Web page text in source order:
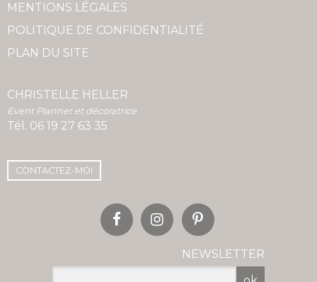
MENTIONS LÉGALES
POLITIQUE DE CONFIDENTIALITÉ
PLAN DU SITE
CHRISTELLE HELLER
Event Planner et décoratrice
Tél. 06 19 27 63 35
CONTACTEZ-MOI
NEWSLETTER